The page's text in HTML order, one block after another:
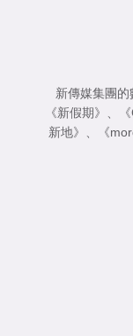
新傳媒集團
《新假期》
新地》
《